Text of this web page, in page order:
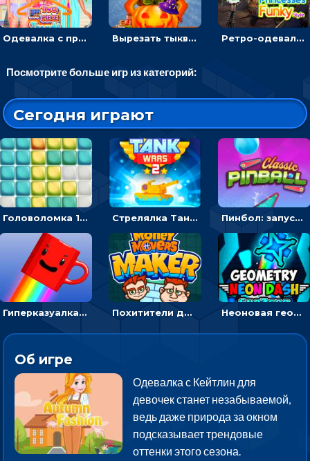
Одевалка с принцессами на пляже Вырезать тыкву и одевать Харли Квинн - одевалка с карвингом Ретро-одевалка: Принцессы преображаются в стиле фанк
Посмотрите больше игр из категорий:
Сегодня играют
Головоломка 10х10 Стрелялка Танковые войны: бить по танку врага, чтобы уничтожить зло Пинбол: запускать шарик, чтобы выбивать очки
Гиперказуалка Летающая чашка кофе: двигаться и собирать кубики сахара Похитители денег: управляйте друзьями и соберите все мешки с долларами Неоновая геометрия: прыгай через препятствия и собирай шары
Об игре
Одевалка с Кейтлин для
девочек станет незабываемой,
ведь даже природа за окном
подсказывает трендовые
оттенки этого сезона.